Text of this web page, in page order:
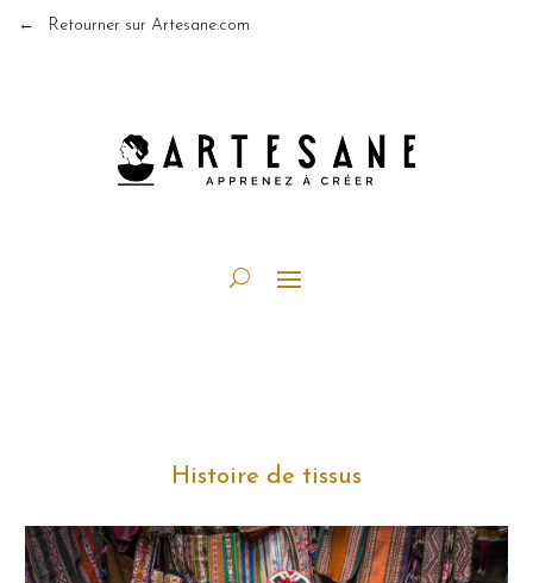
← Retourner sur Artesane.com
Histoire de tissus